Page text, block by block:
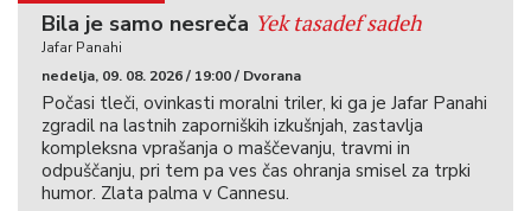
Bila je samo nesreča Yek tasadef sadeh
Jafar Panahi
nedelja, 09. 08. 2026 / 19:00 / Dvorana
Počasi tleči, ovinkasti moralni triler, ki ga je Jafar Panahi
zgradil na lastnih zaporniških izkušnjah, zastavlja
kompleksna vprašanja o maščevanju, travmi in
odpuščanju, pri tem pa ves čas ohranja smisel za trpki
humor. Zlata palma v Cannesu.